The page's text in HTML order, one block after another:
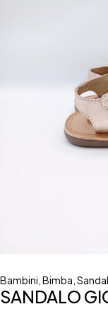
Bambini Bimba
SANDALO